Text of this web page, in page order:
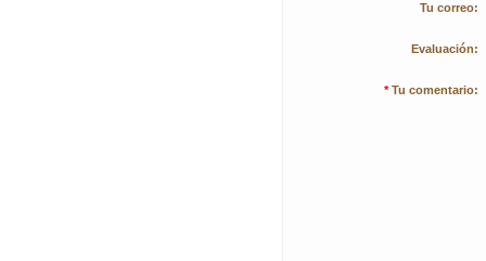
Tu correo:
Evaluación:
* Tu comentario: